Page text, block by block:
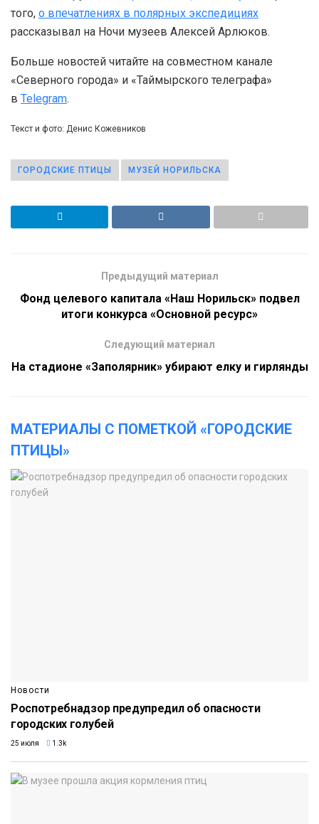
того, о впечатлениях в полярных экспедициях
рассказывал на Ночи музеев Алексей Арлюков.
Больше новостей читайте на совместном канале
«Северного города» и «Таймырского телеграфа»
в Telegram.
Текст и фото: Денис Кожевников
ГОРОДСКИЕ ПТИЦЫ МУЗЕЙ НОРИЛЬСКА
Предыдущий материал
Фонд целевого капитала «Наш Норильск» подвел
итоги конкурса «Основной ресурс»
Следующий материал
На стадионе «Заполярник» убирают елку и гирлянды
МАТЕРИАЛЫ С ПОМЕТКОЙ «ГОРОДСКИЕ
ПТИЦЫ»
Новости
Роспотребнадзор предупредил об опасности
городских голубей
25 июля 1.3k